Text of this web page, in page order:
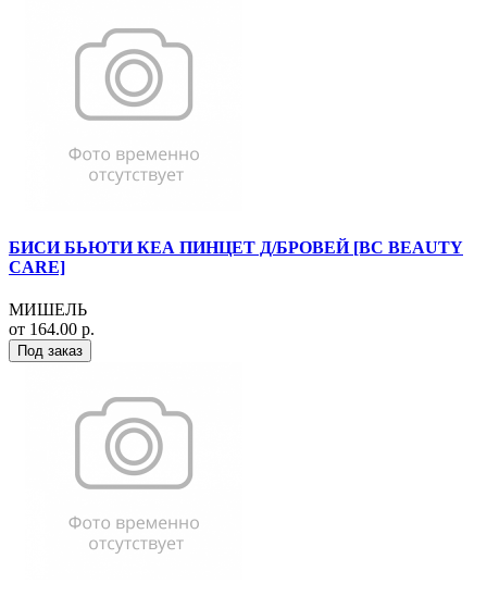
БИСИ БЬЮТИ КЕА ПИНЦЕТ Д/БРОВЕЙ [BC BEAUTY
CARE]
МИШЕЛЬ
от 164.00 р.
Под заказ